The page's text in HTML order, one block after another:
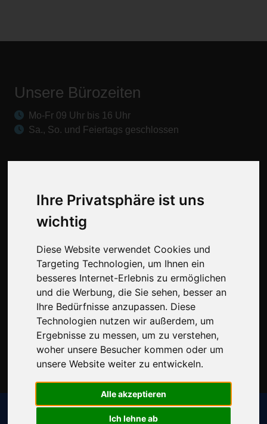
Ihre Privatsphäre ist uns
wichtig
Diese Website verwendet Cookies und
Targeting Technologien, um Ihnen ein
besseres Internet-Erlebnis zu ermöglichen
und die Werbung, die Sie sehen, besser an
Ihre Bedürfnisse anzupassen. Diese
Technologien nutzen wir außerdem, um
Ergebnisse zu messen, um zu verstehen,
woher unsere Besucher kommen oder um
unsere Website weiter zu entwickeln.
Alle akzeptieren
Ich lehne ab
Unsere Bürozeiten
Mo-Fr 09 Uhr bis 16 Uhr
Sa., So. und Feiertags geschlossen
PK Mietverwaltung UG
Bahnhofstraße 11A
29221 Celle
info@celle-mietverwaltung.de
Einsatzgebiet
Sondereigentumsverwaltung Celle
Sondereigentumsverwaltung Salzgitter
Sondereigentumsverwaltung Hannover
Cookie-Einstellungen ändern